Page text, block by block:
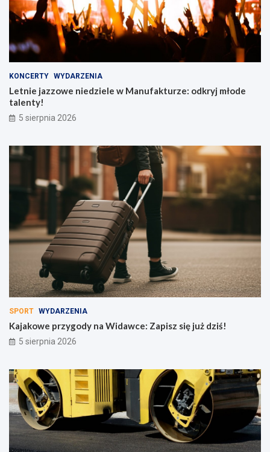
KONCERTY WYDARZENIA
Letnie jazzowe niedziele w Manufakturze: odkryj młode
talenty!
5 sierpnia 2026
SPORT WYDARZENIA
Kajakowe przygody na Widawce: Zapisz się już dziś!
5 sierpnia 2026